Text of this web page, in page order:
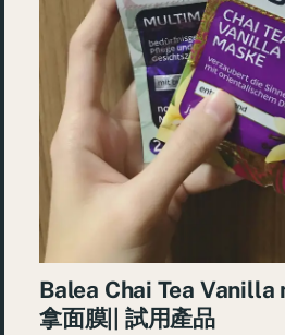
Balea Chai Tea Vanilla
拿面膜|| 試用產品